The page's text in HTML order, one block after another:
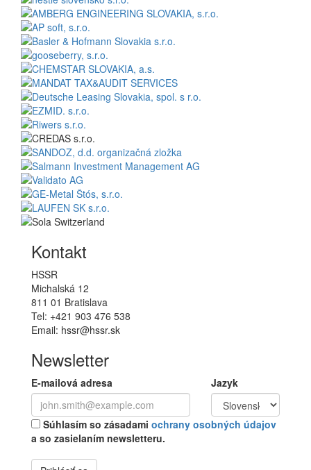
Kontakt
HSSR
Michalská 12
811 01 Bratislava
Tel: +421 903 476 538
Email: hssr@hssr.sk
Newsletter
E-mailová adresa Jazyk
Súhlasím so zásadami ochrany osobných údajov
a so zasielaním newsletteru.